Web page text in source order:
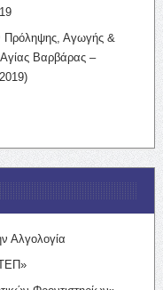
Πρόληψης, Αγωγής &
Βαρβάρας –
Αλγολογία
ΤΕΠ»